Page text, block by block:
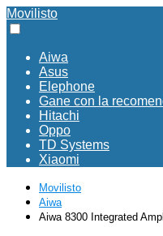
Movilisto
Aiwa
Asus
Elephone
Gane con la
Hitachi
Oppo
TD Systems
Xiaomi
Movilisto
Aiwa
Aiwa 8300 Integrated